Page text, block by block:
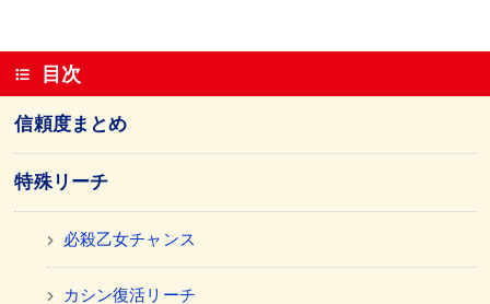
目次
信頼度まとめ
特殊リーチ
必殺乙女チャンス
カシン復活リーチ